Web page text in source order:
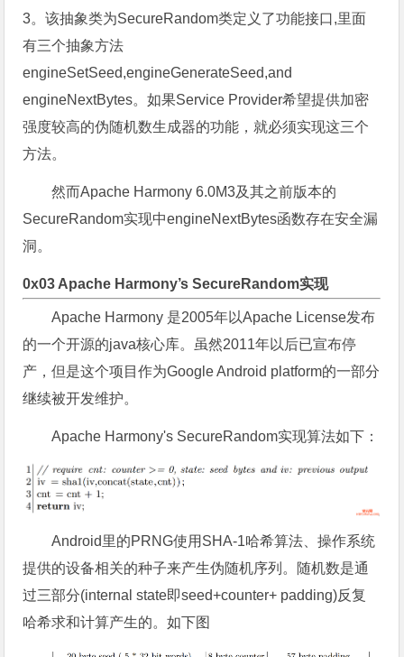
3。该抽象类为SecureRandom类定义了功能接口,里面
有三个抽象方法
engineSetSeed,engineGenerateSeed,and
engineNextBytes。如果Service Provider希望提供加密
强度较高的伪随机数生成器的功能，就必须实现这三个
方法。
然而Apache Harmony 6.0M3及其之前版本的
SecureRandom实现中engineNextBytes函数存在安全漏
洞。
0x03 Apache Harmony’s SecureRandom实现
Apache Harmony 是2005年以Apache License发布
的一个开源的java核心库。虽然2011年以后已宣布停
产，但是这个项目作为Google Android platform的一部分
继续被开发维护。
Apache Harmony's SecureRandom实现算法如下：
Android里的PRNG使用SHA-1哈希算法、操作系统
提供的设备相关的种子来产生伪随机序列。随机数是通
过三部分(internal state即seed+counter+ padding)反复
哈希求和计算产生的。如下图